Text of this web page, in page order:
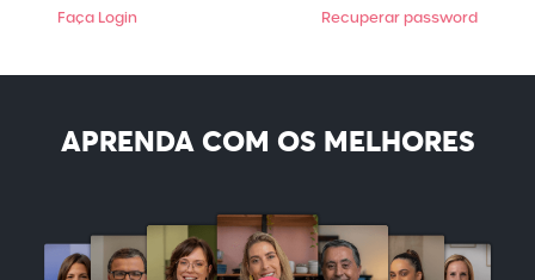
Faça Login Recuperar password
APRENDA COM OS MELHORES